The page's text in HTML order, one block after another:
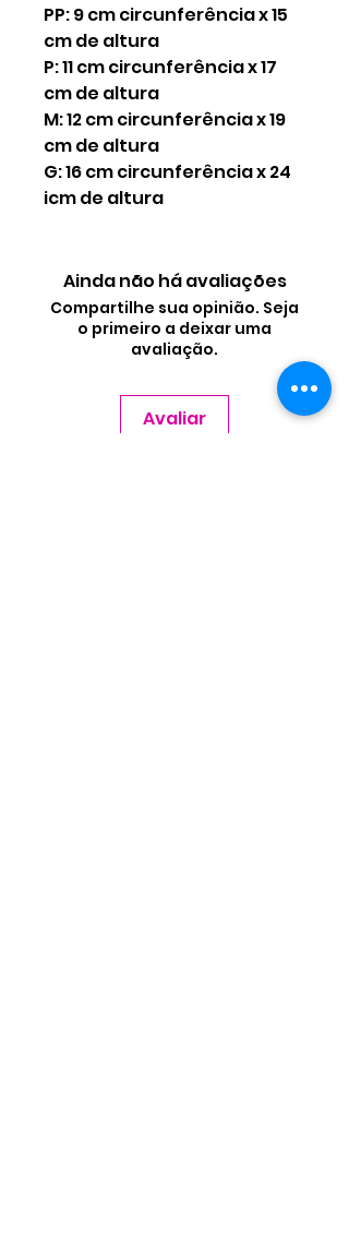
PP: 9 cm circunferência x 15
cm de altura
P: 11 cm circunferência x 17
cm de altura
M: 12 cm circunferência x 19
cm de altura
G: 16 cm circunferência x 24
icm de altura
Ainda não há avaliações
Compartilhe sua opinião. Seja
o primeiro a deixar uma
avaliação.
Avaliar